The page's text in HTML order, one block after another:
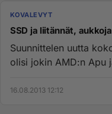
KOVALEVYT
SSD ja liitännät,
Suunnittelen uutta
olisi jokin AMD:n Apu
16.08.2013 12:12